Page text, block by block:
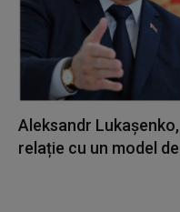
Aleksandr
relație cu un model